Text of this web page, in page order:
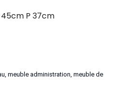
45cm P 37cm
,meuble administration,meuble de